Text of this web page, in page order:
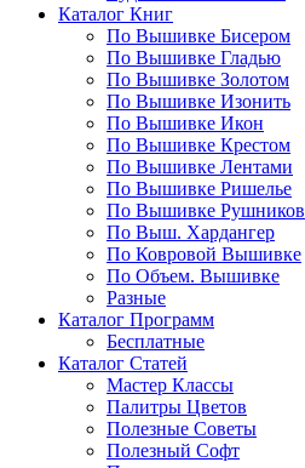
Каталог Книг
По Вышивке Бисером
По Вышивке Гладью
По Вышивке Золотом
По Вышивке Изонить
По Вышивке Икон
По Вышивке Крестом
По Вышивке Лентами
По Вышивке Ришелье
По Вышивке Рушников
По Выш. Хардангер
По Ковровой Вышивке
По Объем. Вышивке
Разные
Каталог Программ
Бесплатные
Каталог Статей
Мастер Классы
Палитры Цветов
Полезные Советы
Полезный Софт